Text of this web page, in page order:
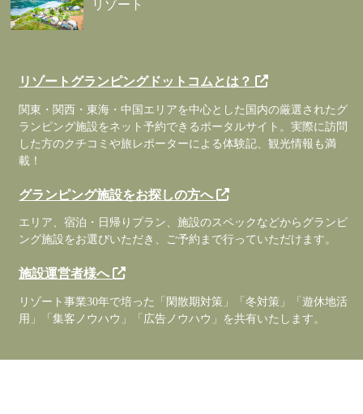
リゾート
リゾートグランピングドットコムとは？
関東・関西・東海・中国エリアを中心とした国内の厳選されたグ
ランピング施設をネット予約できるポータルサイト。実際に訪問
した方のクチコミや旅レポーターによる体験記、観光情報も満
載！
グランピング施設をお探しの方へ
エリア、宿泊・日帰りプラン、施設のスペックなどからグランピ
ング施設をお選びいただき、ご予約まで行っていただけます。
施設運営者様へ
リゾート事業30年で培った「閑散期対策」「冬対策」「遊休地活
用」「集客ノウハウ」「広告ノウハウ」を共有いたします。